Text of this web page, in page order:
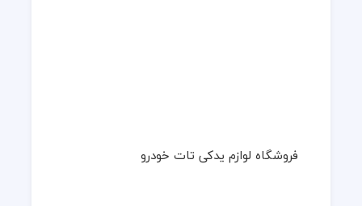
فروشگاه لوازم یدکی تات خودرو